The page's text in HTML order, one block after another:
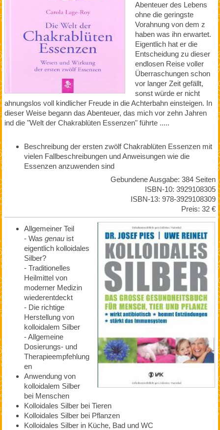
Abenteuer des Lebens
ohne die geringste
Vorahnung von dem z
haben was ihn erwartet.
Eigentlich hat er die
Entscheidung zu dieser
endlosen Reise voller
Überraschungen schon
vor langer Zeit gefällt,
sonst würde er nicht
ahnungslos voll kindlicher Freude in die Achterbahn einsteigen. In
dieser Weise begann das Abenteuer, das mich vor zehn Jahren
ind die "Welt der Chakrablüten Essenzen" führte .....
Beschreibung der ersten zwölf Chakrablüten Essenzen mit
vielen Fallbeschreibungen und Anweisungen wie die
Essenzen anzuwenden sind
Gebundene Ausgabe: 384 Seiten
ISBN-10: 3929108305
ISBN-13: 978-3929108309
Preis: 32 €
Allgemeiner Teil
- Was genauist
eigentlich kolloidales
Silber?
- Traditionelles
Heilmittel von
moderner Medizin
wiederentdeckt
- Die richtige
Herstellung von
kolloidalem Silber
- Allgemeine
Dosierungs- und
Therapieempfehlung
en
Anwendung von
kolloidalem Silber
bei Menschen
Kolloidales Silber bei Tieren
Kolloidales Silber bei Pflanzen
Kolloidales Silber in Küche, Bad und WC